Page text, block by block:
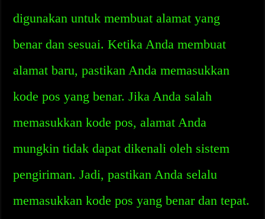
digunakan untuk membuat alamat yang
benar dan sesuai. Ketika Anda membuat
alamat baru, pastikan Anda memasukkan
kode pos yang benar. Jika Anda salah
memasukkan kode pos, alamat Anda
mungkin tidak dapat dikenali oleh sistem
pengiriman. Jadi, pastikan Anda selalu
memasukkan kode pos yang benar dan tepat.